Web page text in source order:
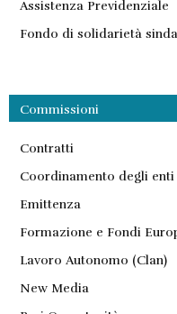
Assistenza Previdenziale
Fondo di solidarietà
Commissioni
Contratti
Coordinamento degli enti
Emittenza
Formazione e Fondi
Lavoro Autonomo (Clan)
New Media